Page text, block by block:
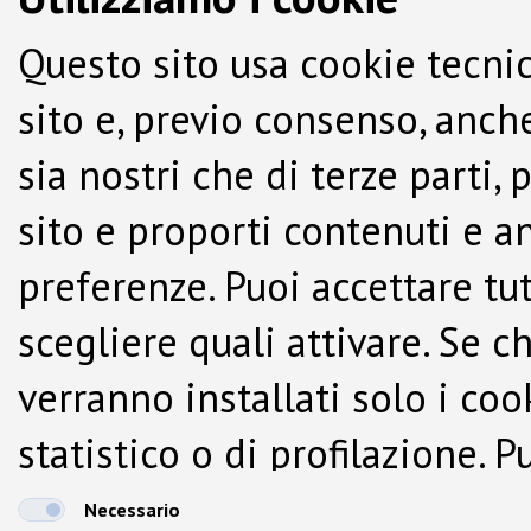
Questo sito usa cookie
sito e, previo consenso,
sia nostri che di terze parti,
sito e proporti contenuti e
preferenze. Puoi accettare
scegliere quali attivare. Se
verranno installati solo i
statistico o di profilazione.
dalla Cookie Policy.
Necessario